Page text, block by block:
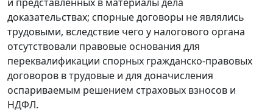
доказательствах; спорные договоры не являлись
трудовыми, вследствие чего у налогового органа
отсутствовали правовые основания для
переквалификации спорных гражданско-правовых
договоров в трудовые и для доначисления
оспариваемым решением страховых взносов и
НДФЛ.